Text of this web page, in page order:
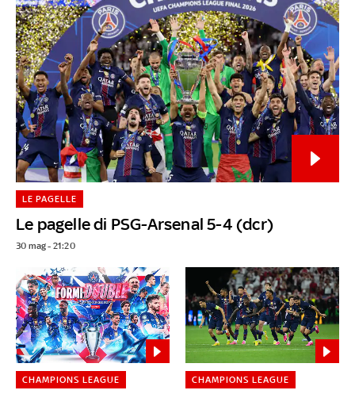
Le pagelle di PSG-Arsenal 5-4 (dcr)
LE PAGELLE
30 mag - 21:20
CHAMPIONS LEAGUE CHAMPIONS LEAGUE